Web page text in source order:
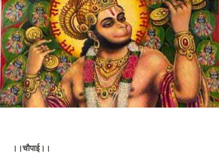
।।चौपाई।।